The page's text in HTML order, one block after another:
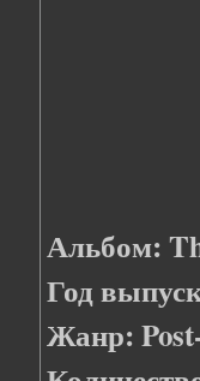
Альбом:
Год
Жанр: